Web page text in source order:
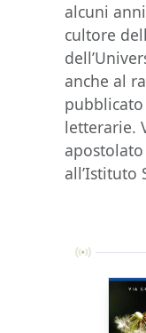
alcuni
cultore
anche al
letterarie.
all’Istituto